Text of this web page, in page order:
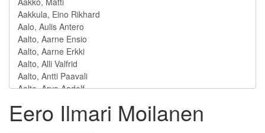
Eero Ilmari Moilanen